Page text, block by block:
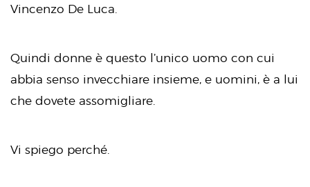
Vincenzo De Luca.
Quindi donne è questo l’unico uomo con cui
abbia senso invecchiare insieme, e uomini, è a lui
che dovete assomigliare.
Vi spiego perché.